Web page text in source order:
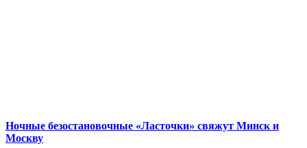
Ночные безостановочные «Ласточки» свяжут Минск и
Москву